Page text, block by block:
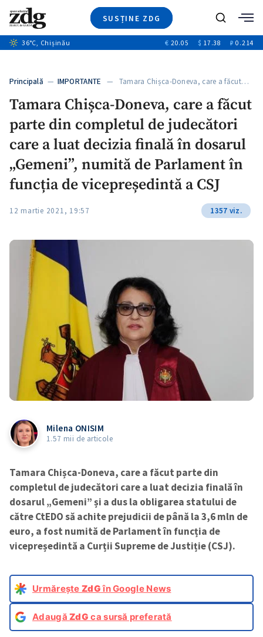
SUSȚINE ZDG
Ştiri
+11
Video
Special
Blog
ZdGust
Caută
36°C, Chișinău € 20.05 $ 17.38 ₽ 0.214
Principală — IMPORTANTE — Tamara Chișca-Doneva, care a făcut…
Tamara Chișca-Doneva, care a făcut
parte din completul de judecători
care a luat decizia finală în dosarul
„Gemeni”, numită de Parlament în
funcția de vicepreședintă a CSJ
12 martie 2021, 19:57 1357 viz.
Milena ONISIM
1.57 mii de articole
Tamara Chișca-Doneva, care a făcut parte din
completul de judecători care a luat decizia finală în
dosarul „Gemeni” și a dus la obligarea statului de
către CtEDO să achite prejudicii de până la 3,6 mln de
euro, a fost numită de Parlament în funcția de
vicepreședintă a Curții Supreme de Justiție (CSJ).
Urmărește ZdGîn Google News
AdaugăZdG ca sursă preferată